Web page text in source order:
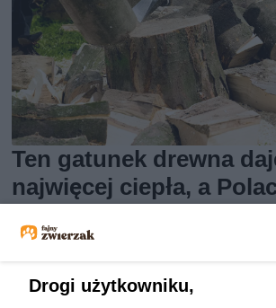
Ten gatunek drewna
najwięcej ciepła, a
kaloryczności
Drogi użytkowniku,